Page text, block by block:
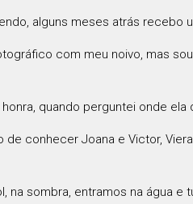
alguns meses atrás recebo
com meu noivo, mas
quando perguntei onde
de conhecer Joana e Victor,
na sombra, entramos na água